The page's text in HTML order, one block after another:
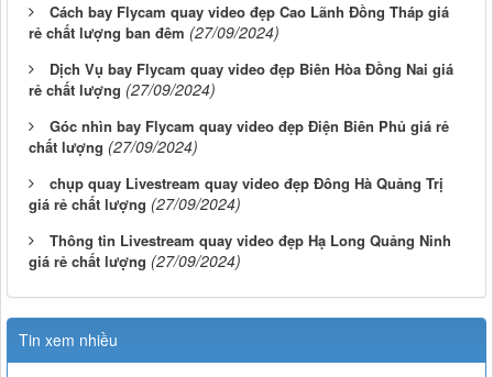
Cách bay Flycam quay video đẹp Cao Lãnh Đồng Tháp giá
rẻ chất lượng ban đêm (27/09/2024)
Dịch Vụ bay Flycam quay video đẹp Biên Hòa Đồng Nai giá
rẻ chất lượng (27/09/2024)
Góc nhìn bay Flycam quay video đẹp Điện Biên Phủ giá rẻ
chất lượng (27/09/2024)
chụp quay Livestream quay video đẹp Đông Hà Quảng Trị
giá rẻ chất lượng (27/09/2024)
Thông tin Livestream quay video đẹp Hạ Long Quảng Ninh
giá rẻ chất lượng (27/09/2024)
Tin xem nhiều